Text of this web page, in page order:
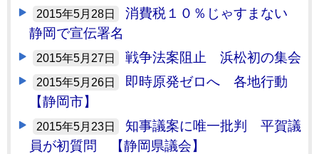
2015年5月28日
消費税１０％じゃすまない
静岡で宣伝署名
2015年5月27日 戦争法案阻止 浜松初の集会
2015年5月26日
即時原発ゼロへ 各地行動
【静岡市】
2015年5月23日
知事議案に唯一批判 平賀議
員が初質問 【静岡県議会】